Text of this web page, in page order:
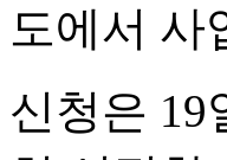
도에서 사
신청은 19